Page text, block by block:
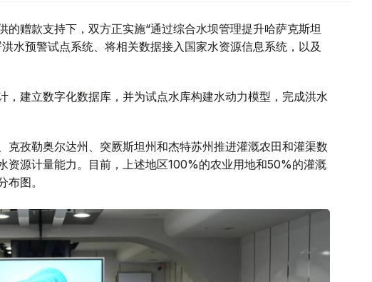
的赠款支持下，双方正实施“通过综合水坝管理提升哈萨克斯坦
水预警试点系统、将相关数据接入国家水资源信息系统，以及
，建立数字化数据库，并为试点水库构建水动力模型，完成洪水
克孜勒奥尔达州、突厥斯坦州和杰特苏州推进灌溉农田和灌渠数
资源计量能力。目前，上述地区100%的农业用地和50%的灌溉
图。